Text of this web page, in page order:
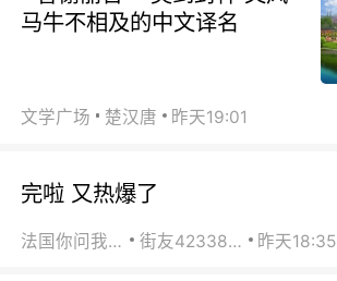
马牛不相及的中文译名
文学广场 楚汉唐 昨天19:01
完啦 又热爆了
法国你问我答 街友42338202 昨天18:35